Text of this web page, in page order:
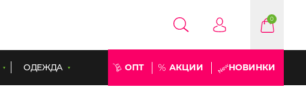
0
ОДЕЖДА ОПТ АКЦИИ НОВИНКИ